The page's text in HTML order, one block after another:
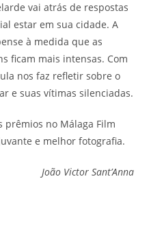
vai atrás de respostas
estar em sua cidade. A
à medida que as
ficam mais intensas. Com
nos faz refletir sobre o
e suas vítimas silenciadas.
prêmios no Málaga Film
e melhor fotografia.
João Victor Sant’Anna